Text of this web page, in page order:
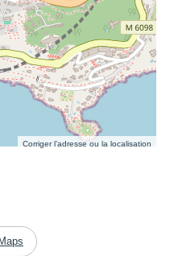
Corriger l’adresse ou la localisation